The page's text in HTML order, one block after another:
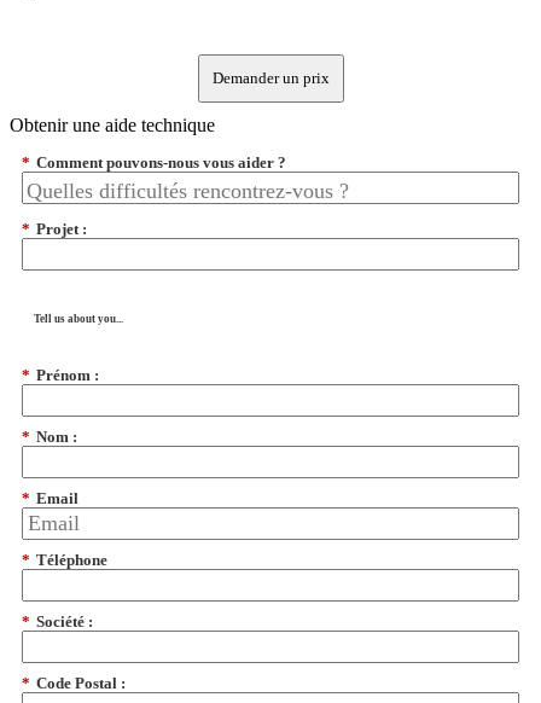
Demander un prix
Obtenir une aide technique
* Comment pouvons-nous vous aider ?
* Projet :
Tell us about you...
* Prénom :
* Nom :
* Email
* Téléphone
* Société :
* Code Postal :